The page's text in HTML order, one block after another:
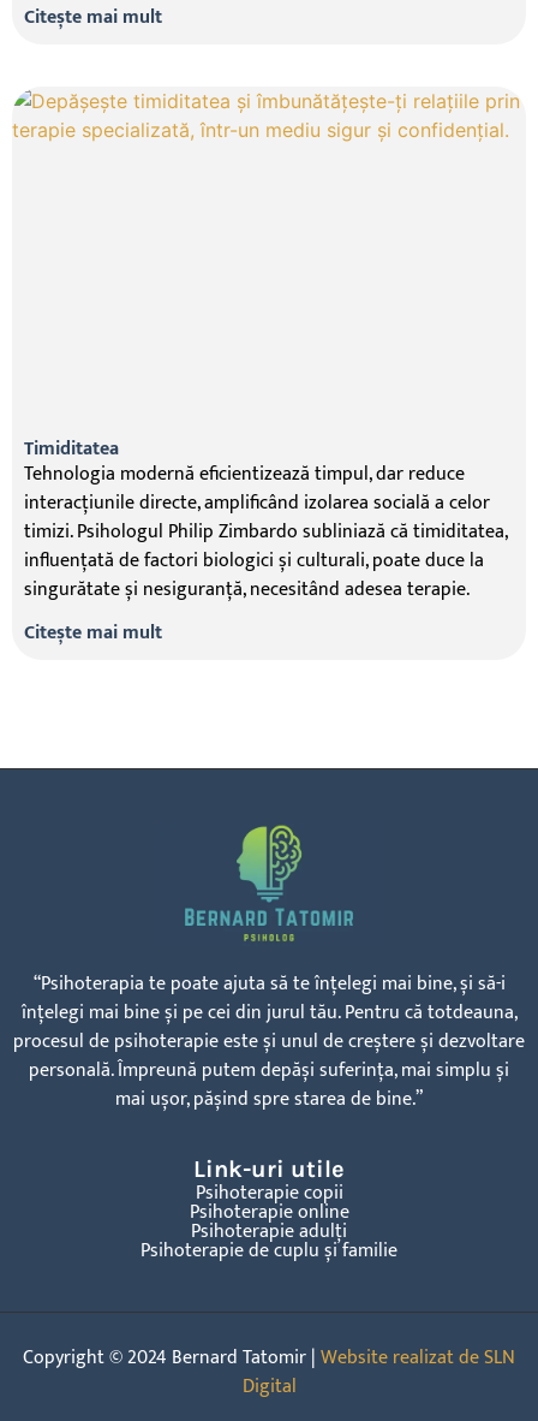
Citește mai mult
Timiditatea
Tehnologia modernă eficientizează timpul, dar reduce
interacțiunile directe, amplificând izolarea socială a celor
timizi. Psihologul Philip Zimbardo subliniază că timiditatea,
influențată de factori biologici și culturali, poate duce la
singurătate și nesiguranță, necesitând adesea terapie.
Citește mai mult
“Psihoterapia te poate ajuta să te înțelegi mai bine, și să-i
înțelegi mai bine și pe cei din jurul tău. Pentru că totdeauna,
procesul de psihoterapie este și unul de creștere și dezvoltare
personală. Împreună putem depăși suferința, mai simplu și
mai ușor, pășind spre starea de bine.”
Link-uri utile
Psihoterapie copii
Psihoterapie online
Psihoterapie adulți
Psihoterapie de cuplu și familie
Copyright © 2024 Bernard Tatomir |Website realizat de SLN
Digital